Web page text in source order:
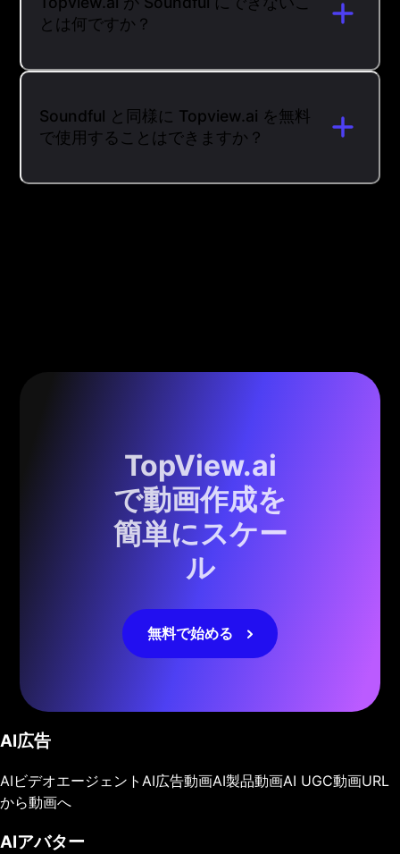
とは何ですか？
Soundful と同様に Topview.ai を無料
で使用することはできますか？
TopView.ai
で動画作成を
簡単にスケー
ル
無料で始める
AI広告
AIビデオエージェント AI広告動画AI製品動画AI UGC動画URL
から動画へ
AIアバター